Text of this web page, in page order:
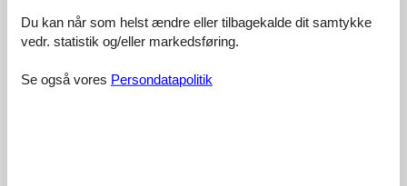
Venlighed:
Generelt:
Du kan når som helst ændre eller tilbagekalde dit samtykke
vedr. statistik og/eller markedsføring.
Se også vores Persondatapolitik